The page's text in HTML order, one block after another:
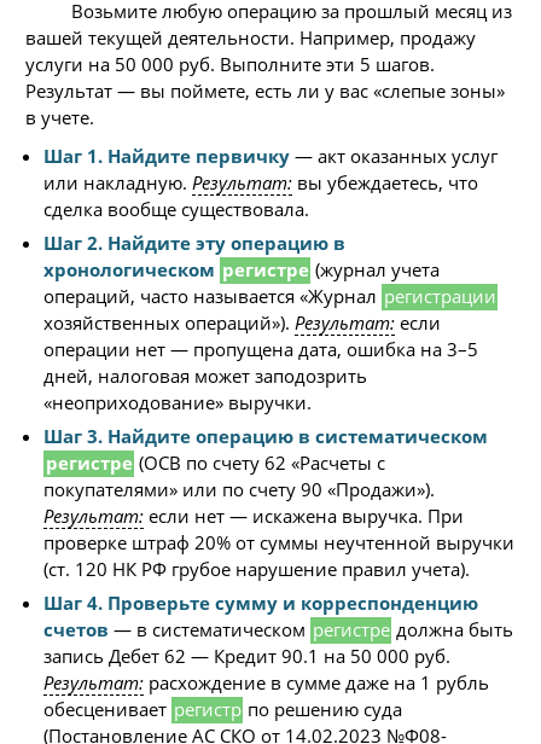
Возьмите любую операцию за прошлый месяц из
вашей текущей деятельности. Например, продажу
услуги на 50 000 руб. Выполните эти 5 шагов.
Результат — вы поймете, есть ли у вас «слепые зоны»
в учете.
Шаг 1. Найдите первичку — акт оказанных услуг
или накладную. Результат: вы убеждаетесь, что
сделка вообще существовала.
Шаг 2. Найдите эту операцию в
хронологическом регистре (журнал учета
операций, часто называется «Журнал регистрации
хозяйственных операций»). Результат: если
операции нет — пропущена дата, ошибка на 3–5
дней, налоговая может заподозрить
«неоприходование» выручки.
Шаг 3. Найдите операцию в систематическом
регистре (ОСВ по счету 62 «Расчеты с
покупателями» или по счету 90 «Продажи»).
Результат: если нет — искажена выручка. При
проверке штраф 20% от суммы неучтенной выручки
(ст. 120 НК РФ грубое нарушение правил учета).
Шаг 4. Проверьте сумму и корреспонденцию
счетов — в систематическом регистре должна быть
запись Дебет 62 — Кредит 90.1 на 50 000 руб.
Результат: расхождение в сумме даже на 1 рубль
обесценивает регистр по решению суда
(Постановление АС СКО от 14.02.2023 №Ф08-